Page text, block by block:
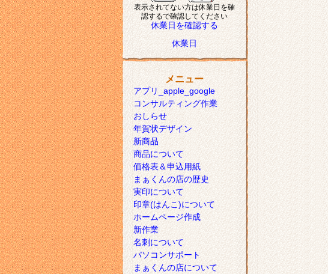
表示されてない方は休業日を確
認するで確認してください
休業日を確認する
休業日
メニュー
アプリ_apple_google
コンサルティング作業
おしらせ
年賀状デザイン
新商品
商品について
価格表＆申込用紙
まぁくんの店の歴史
実印について
印章(はんこ)について
ホームページ作成
新作業
名刺について
パソコンサポート
まぁくんの店について